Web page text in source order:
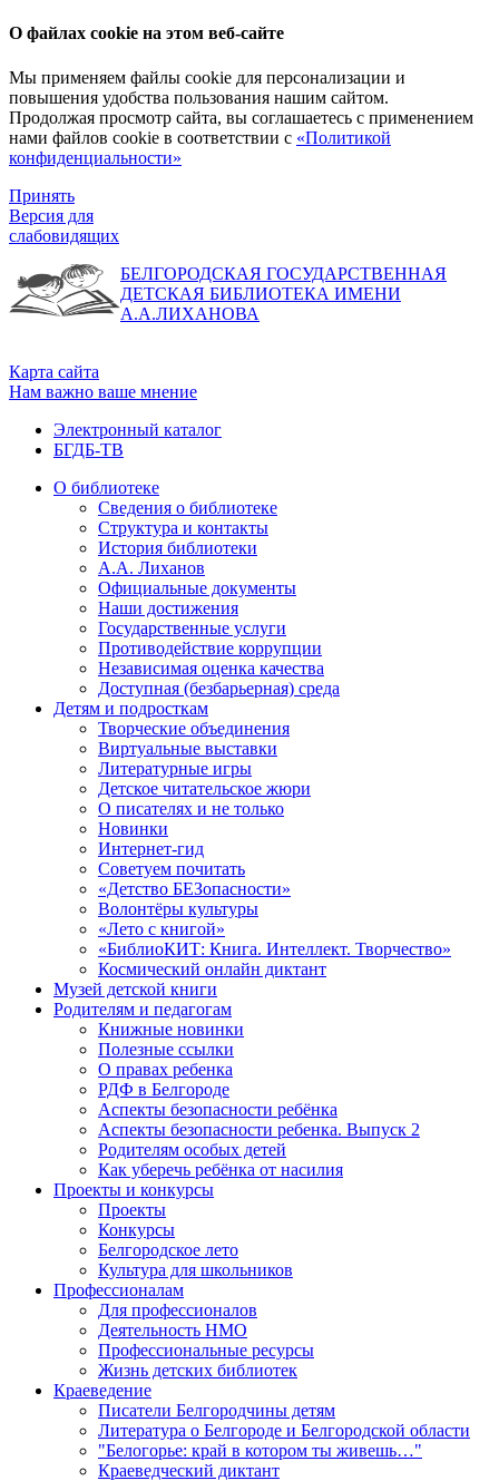
О файлах cookie на этом веб-сайте
Мы применяем файлы cookie для персонализации и
повышения удобства пользования нашим сайтом.
Продолжая просмотр сайта, вы соглашаетесь с применением
нами файлов cookie в соответствии с «Политикой
конфиденциальности»
Принять
Версия для
слабовидящих
БЕЛГОРОДСКАЯ ГОСУДАРСТВЕННАЯ
ДЕТСКАЯ БИБЛИОТЕКА ИМЕНИ
А.А.ЛИХАНОВА
Карта сайта
Нам важно ваше мнение
Электронный каталог
БГДБ-ТВ
О библиотеке
Сведения о библиотеке
Структура и контакты
История библиотеки
А.А. Лиханов
Официальные документы
Наши достижения
Государственные услуги
Противодействие коррупции
Независимая оценка качества
Доступная (безбарьерная) среда
Детям и подросткам
Творческие объединения
Виртуальные выставки
Литературные игры
Детское читательское жюри
О писателях и не только
Новинки
Интернет-гид
Советуем почитать
«Детство БЕЗопасности»
Волонтёры культуры
«Лето с книгой»
«БиблиоКИТ: Книга. Интеллект. Творчество»
Космический онлайн диктант
Музей детской книги
Родителям и педагогам
Книжные новинки
Полезные ссылки
О правах ребенка
РДФ в Белгороде
Аспекты безопасности ребёнка
Аспекты безопасности ребенка. Выпуск 2
Родителям особых детей
Как уберечь ребёнка от насилия
Проекты и конкурсы
Проекты
Конкурсы
Белгородское лето
Культура для школьников
Профессионалам
Для профессионалов
Деятельность НМО
Профессиональные ресурсы
Жизнь детских библиотек
Краеведение
Писатели Белгородчины детям
Литература о Белгороде и Белгородской области
"Белогорье: край в котором ты живешь…"
Краеведческий диктант